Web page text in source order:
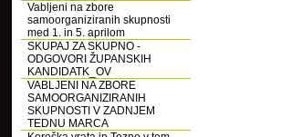
Vabljeni na zbore
samoorganiziranih skupnosti
med 1. in 5. aprilom
SKUPAJ ZA SKUPNO -
ODGOVORI ŽUPANSKIH
KANDIDATK_OV
VABLJENI NA ZBORE
SAMOORGANIZIRANIH
SKUPNOSTI V ZADNJEM
TEDNU MARCA